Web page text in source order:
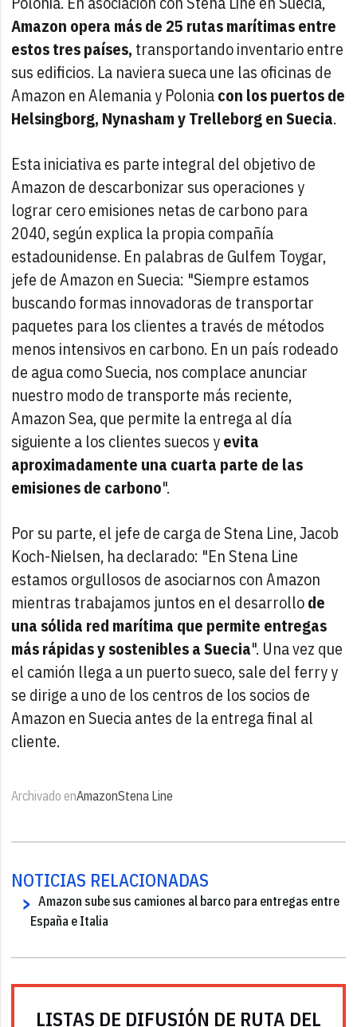
Amazon opera más de 25 rutas marítimas entre
estos tres países, transportando inventario entre
sus edificios. La naviera sueca une las oficinas de
Amazon en Alemania y Poloniacon los puertos de
Helsingborg, Nynasham y Trelleborg en Suecia.
Esta iniciativa es parte integral del objetivo de
Amazon de descarbonizar sus operaciones y
lograr cero emisiones netas de carbono para
2040, según explica la propia compañía
estadounidense. En palabras de Gulfem Toygar,
jefe de Amazon en Suecia: "Siempre estamos
buscando formas innovadoras de transportar
paquetes para los clientes a través de métodos
menos intensivos en carbono. En un país rodeado
de agua como Suecia, nos complace anunciar
nuestro modo de transporte más reciente,
Amazon Sea, que permite la entrega al día
siguiente a los clientes suecos yevita
aproximadamente una cuarta parte de las
emisiones de carbono".
Por su parte, el jefe de carga de Stena Line, Jacob
Koch-Nielsen, ha declarado: "En Stena Line
estamos orgullosos de asociarnos con Amazon
mientras trabajamos juntos en el desarrollode
una sólida red marítima que permite entregas
más rápidas y sostenibles a Suecia". Una vez que
el camión llega a un puerto sueco, sale del ferry y
se dirige a uno de los centros de los socios de
Amazon en Suecia antes de la entrega final al
cliente.
Archivado enAmazonStena Line
NOTICIAS RELACIONADAS
Amazon sube sus camiones al barco para entregas entre
España e Italia
LISTAS DE DIFUSIÓN DE RUTA DEL